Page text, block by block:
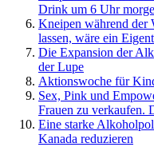
Drink um 6 Uhr
Kneipen während der
lassen, wäre ein
Die Expansion der
der Lupe
Aktionswoche für
Sex, Pink und
Frauen zu verkaufen.
Eine starke
Kanada reduzieren